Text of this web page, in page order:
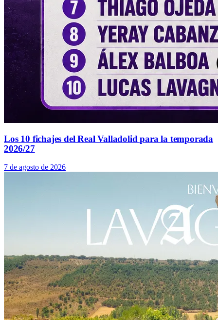
Los 10 fichajes del Real Valladolid para la temporada
2026/27
7 de agosto de 2026